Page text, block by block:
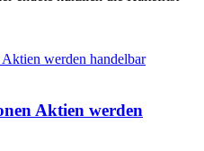
Aktien werden